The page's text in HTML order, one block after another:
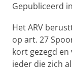
Gepubliceerd
Het ARV
op art. 27
kort gezegd
ieder die zich